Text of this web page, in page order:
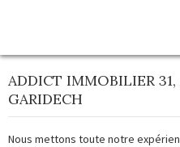
Accueil
Nos offres
ADDICT IMMOBILIER
GARIDECH
Nous mettons toute notre